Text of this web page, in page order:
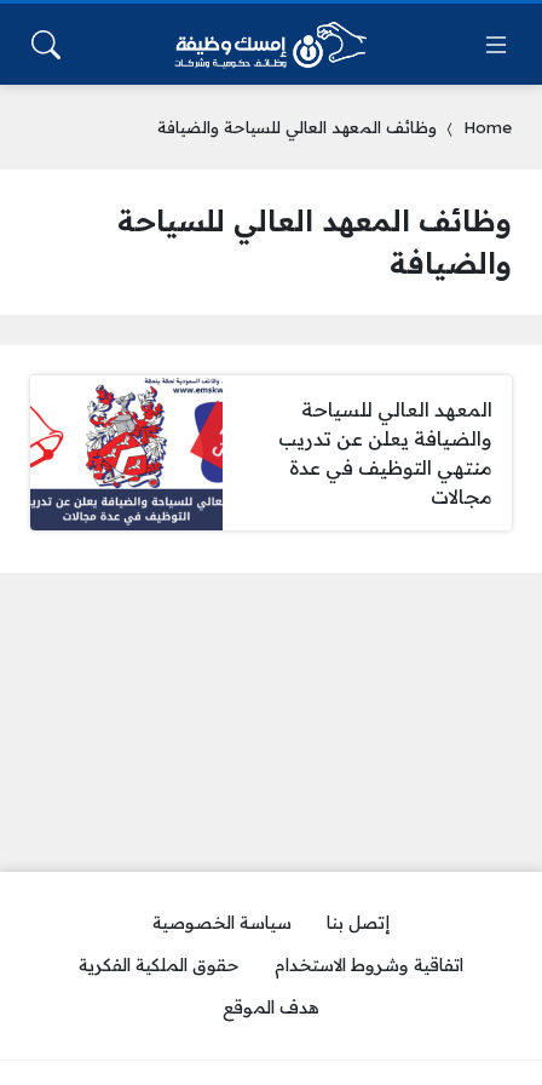
Home وظائف المعهد العالي للسياحة والضيافة
وظائف المعهد العالي للسياحة
والضيافة
المعهد العالي للسياحة
والضيافة يعلن عن تدريب
منتهي التوظيف في عدة
مجالات
إتصل بنا
سياسة الخصوصية
اتفاقية وشروط الاستخدام
حقوق الملكية الفكرية
هدف الموقع